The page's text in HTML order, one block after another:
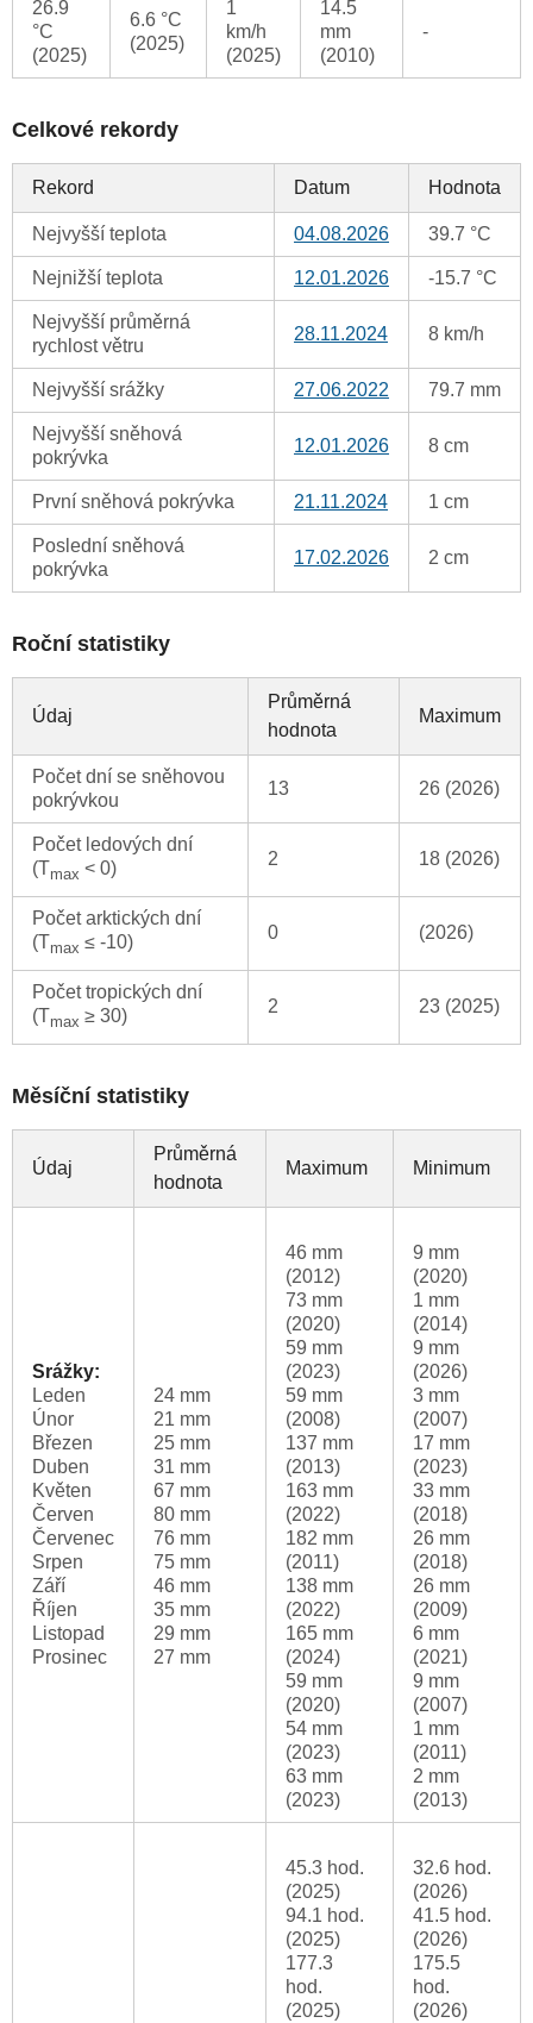
26.9
°C
(2025)
6.6 °C
(2025)
1
km/h
(2025)
14.5
mm
(2010)
-
Celkové rekordy
Rekord Datum Hodnota
Nejvyšší teplota 04.08.2026 39.7 °C
Nejnižší teplota 12.01.2026 -15.7 °C
Nejvyšší průměrná
rychlost větru
28.11.2024 8 km/h
Nejvyšší srážky 27.06.2022 79.7 mm
Nejvyšší sněhová
pokrývka
12.01.2026 8 cm
První sněhová pokrývka 21.11.2024 1 cm
Poslední sněhová
pokrývka
17.02.2026 2 cm
Roční statistiky
Údaj
Průměrná
hodnota
Maximum
Počet dní se sněhovou
pokrývkou
13 26 (2026)
Počet ledových dní
(Tmax < 0) 2 18 (2026)
Počet arktických dní
(Tmax ≤ -10) 0 (2026)
Počet tropických dní
(Tmax ≥ 30) 2 23 (2025)
Měsíční statistiky
Údaj
Průměrná
hodnota
Maximum Minimum
Srážky:
Leden
Únor
Březen
Duben
Květen
Červen
Červenec
Srpen
Září
Říjen
Listopad
Prosinec
24 mm
21 mm
25 mm
31 mm
67 mm
80 mm
76 mm
75 mm
46 mm
35 mm
29 mm
27 mm
46 mm
(2012)
73 mm
(2020)
59 mm
(2023)
59 mm
(2008)
137 mm
(2013)
163 mm
(2022)
182 mm
(2011)
138 mm
(2022)
165 mm
(2024)
59 mm
(2020)
54 mm
(2023)
63 mm
(2023)
9 mm
(2020)
1 mm
(2014)
9 mm
(2026)
3 mm
(2007)
17 mm
(2023)
33 mm
(2018)
26 mm
(2018)
26 mm
(2009)
6 mm
(2021)
9 mm
(2007)
1 mm
(2011)
2 mm
(2013)
45.3 hod.
(2025)
94.1 hod.
(2025)
177.3
hod.
(2025)
32.6 hod.
(2026)
41.5 hod.
(2026)
175.5
hod.
(2026)